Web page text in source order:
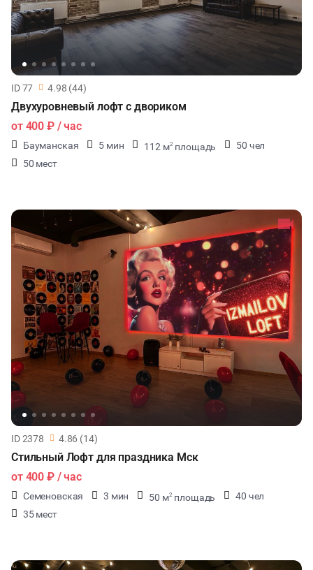
ID 77 4.98 (44)
Двухуровневый лофт с двориком
от 400 ₽/ час
Бауманская 5 мин 112 м2 площадь
50 чел
50 мест
ID 2378 4.86 (14)
Стильный Лофт для праздника Мск
от 400 ₽/ час
Семеновская 3 мин 50 м2 площадь
40 чел
35 мест